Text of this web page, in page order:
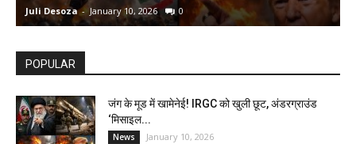
Juli Desoza - January 10, 2026 0
POPULAR
जंग के मूड में खामेनेई! IRGC को खुली छूट, अंडरग्राउंड
‘मिसाइल...
News January 10, 2026